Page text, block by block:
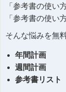
「参考書の使い
「参考書の使い
そんな悩みを無
年間計画
週間計画
参考書リスト